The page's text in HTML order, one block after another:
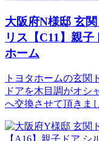
大阪府N様邸 玄
リス【C11】親
ホーム
トヨタホームの玄関
ドアを木目調がオシ
へ交換させて頂きま